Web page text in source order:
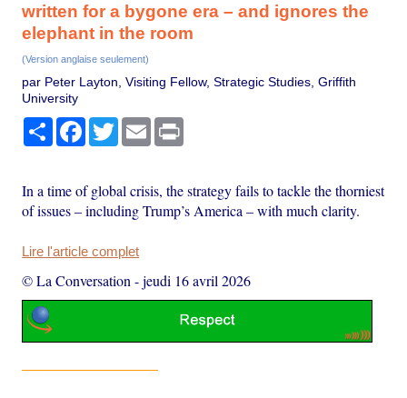
written for a bygone era – and ignores the
elephant in the room
(Version anglaise seulement)
par Peter Layton, Visiting Fellow, Strategic Studies, Griffith
University
PartagerFacebook
TwitterEmail
In a time of global crisis, the strategy fails to tackle the thorniest
of issues – including Trump’s America – with much clarity.
Lire l'article complet
© La Conversation -jeudi 16 avril 2026